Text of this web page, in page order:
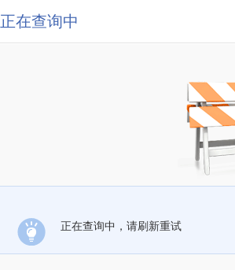
正在查询中
正在查询中，请刷新重试